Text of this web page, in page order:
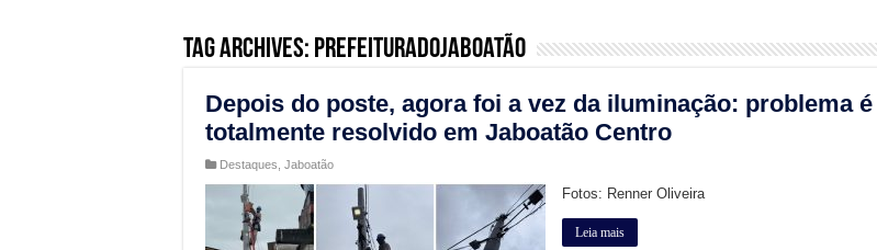
Tag Archives: prefeituradojaboatão
Depois do poste, agora foi a vez da iluminação: problema é
totalmente resolvido em Jaboatão Centro
Destaques Jaboatão
Fotos: Renner Oliveira
Leia mais